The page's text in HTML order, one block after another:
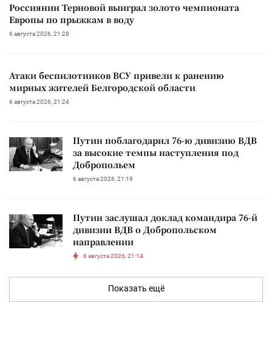
Россиянин Терновой выиграл золото чемпионата
Европы по прыжкам в воду
6 августа 2026, 21:28
Атаки беспилотников ВСУ привели к ранению
мирных жителей Белгородской области
6 августа 2026, 21:24
Путин поблагодарил 76-ю дивизию ВДВ
за высокие темпы наступления под
Добропольем
6 августа 2026, 21:19
Путин заслушал доклад командира 76-й
дивизии ВДВ о Добропольском
направлении
6 августа 2026, 21:14
Показать ещё